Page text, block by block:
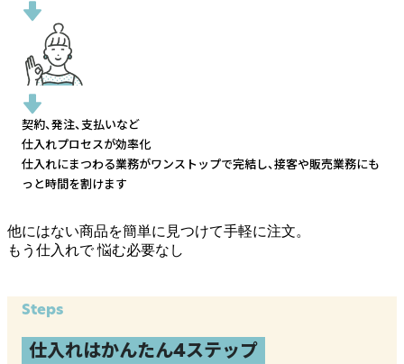
契約、発注、支払いなど
仕入れプロセスが効率化
仕入れにまつわる業務がワンストップで完結し、接客や販売業務にも
っと時間を割けます
他にはない商品を簡単に見つけて手軽に注文。
もう仕入れで悩む必要なし
Steps
仕入れはかんたん4ステップ